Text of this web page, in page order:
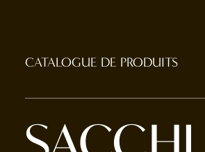
CATALOGUE DE PRODUITS